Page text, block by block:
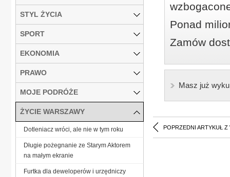
Ponad
Zamów
Masz już
POPRZEDNI ARTYKUŁ Z
STYL ŻYCIA
SPORT
EKONOMIA
PRAWO
MOJE PODRÓŻE
ŻYCIE WARSZAWY
Dotleniacz wróci, ale nie w tym roku
Długie pożegnanie ze Starym Aktorem
na małym ekranie
Furtka dla deweloperów i urzędniczy